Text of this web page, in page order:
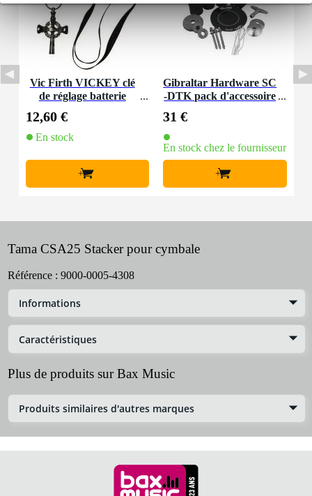
Vic Firth VICKEY clé
de réglage batterie
12,60 €
En stock
+
Gibraltar Hardware SC
-DTK pack d'accessoire
31 €
En stock chez le fournisseur
+
Tama CSA25 Stacker pour cymbale
Référence : 9000-0005-4308
Informations
Caractéristiques
Plus de produits sur Bax Music
Produits similaires d'autres marques